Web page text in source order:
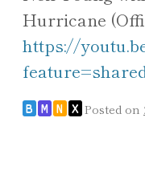
Hurricane
https://
feature=shared
B M N X Posted on